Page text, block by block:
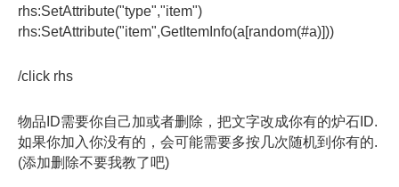
rhs:SetAttribute("type","item")
rhs:SetAttribute("item",GetItemInfo(a[random(#a)]))
/click rhs
物品ID需要你自己加或者删除，把文字改成你有的炉石ID.
如果你加入你没有的，会可能需要多按几次随机到你有的.
(添加删除不要我教了吧)